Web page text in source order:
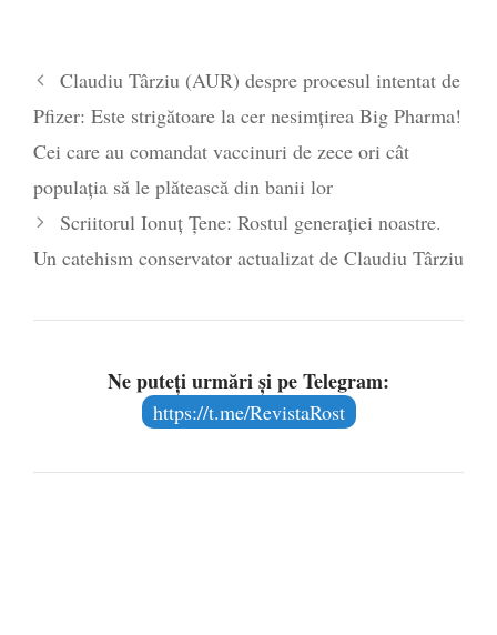
Claudiu Târziu (AUR) despre procesul intentat de
Pfizer: Este strigătoare la cer nesimțirea Big Pharma!
Cei care au comandat vaccinuri de zece ori cât
populația să le plătească din banii lor
Scriitorul Ionuț Țene: Rostul generației noastre.
Un catehism conservator actualizat de Claudiu Târziu
Ne puteți urmări și pe Telegram:
https://t.me/RevistaRost